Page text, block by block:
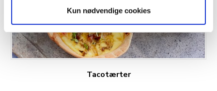
Kun nødvendige cookies
Tacotærter